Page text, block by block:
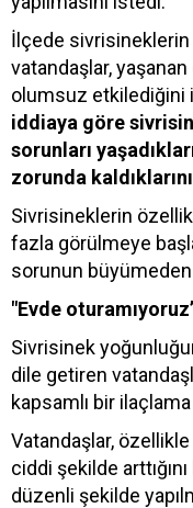
İlçede
vatandaşlar,
olumsuz etkilediğini
iddiaya göre
sorunları
zorunda
Sivrisineklerin
fazla görülmeye
sorunun
"Evde
Sivrisinek
dile getiren
kapsamlı bir
Vatandaşlar,
ciddi şekilde
düzenli şekilde